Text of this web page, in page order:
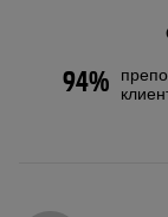
94%